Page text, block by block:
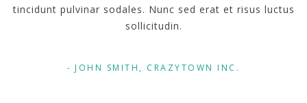
tincidunt pulvinar sodales. Nunc sed erat et risus luctus
sollicitudin.
JOHN SMITH, CRAZYTOWN INC.